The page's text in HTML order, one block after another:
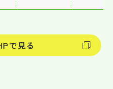
で見る